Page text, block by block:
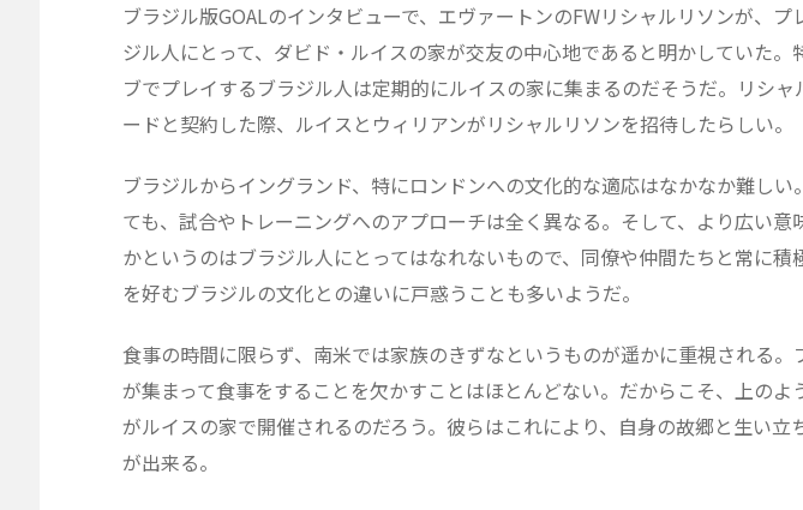
ブラジル版GOALのインタビューで、エヴァートンのFWリシャルリソンが、プ
ジル人にとって、ダビド・ルイスの家が交友の中心地であると明かしていた。
ブでプレイするブラジル人は定期的にルイスの家に集まるのだそうだ。リシャ
ードと契約した際、ルイスとウィリアンがリシャルリソンを招待したらしい。
ブラジルからイングランド、特にロンドンへの文化的な適応はなかなか難しい
ても、試合やトレーニングへのアプローチは全く異なる。そして、より広い意
かというのはブラジル人にとってはなれないもので、同僚や仲間たちと常に積
を好むブラジルの文化との違いに戸惑うことも多いようだ。
食事の時間に限らず、南米では家族のきずなというものが遥かに重視される。
が集まって食事をすることを欠かすことはほとんどない。だからこそ、上のよ
がルイスの家で開催されるのだろう。彼らはこれにより、自身の故郷と生い立
が出来る。